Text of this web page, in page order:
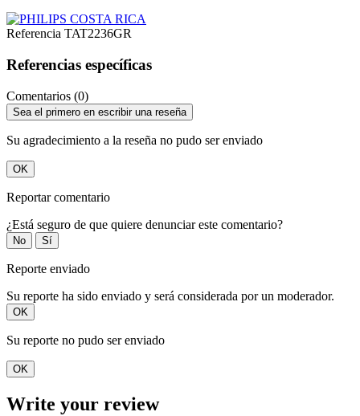
Referencia TAT2236GR
Referencias específicas
Comentarios (0)
Sea el primero en escribir una reseña
Su agradecimiento a la reseña no pudo ser enviado
OK
Reportar comentario
¿Está seguro de que quiere denunciar este comentario?
No Sí
Reporte enviado
Su reporte ha sido enviado y será considerada por un moderador.
OK
Su reporte no pudo ser enviado
OK
Write your review